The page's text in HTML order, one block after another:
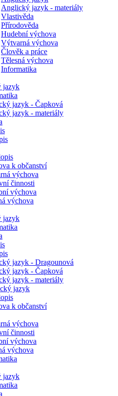
Anglický jazyk - materiály
Vlastivěda
Přírodověda
Hudební výchova
Výtvarná výchova
Člověk a práce
Tělesná výchova
Informatika
jazyk
jazyk - Čapková
jazyk - materiály
k občanství
výchova
činnosti
výchova
výchova
jazyk
jazyk - Dragounová
jazyk - Čapková
jazyk - materiály
jazyk
k občanství
výchova
činnosti
výchova
výchova
jazyk